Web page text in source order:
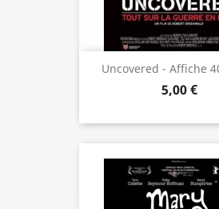
Uncovered - Affiche
5,00 €